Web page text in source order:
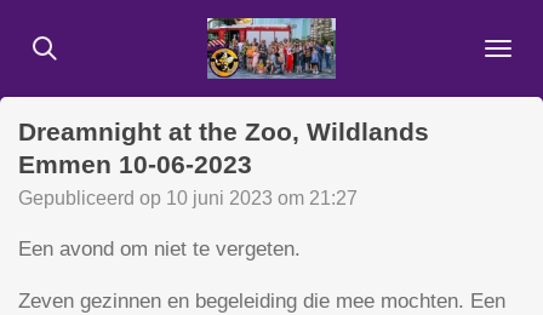
direct
hoofdinhoud
Dreamnight at the Zoo, Wildlands
Emmen 10-06-2023
Gepubliceerd op 10 juni 2023 om 21:27
Een avond om niet te vergeten.
Zeven gezinnen en begeleiding die mee mochten. Een